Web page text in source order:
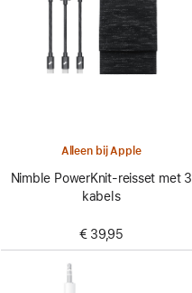
Alleen bij Apple
Nimble PowerKnit-reisset met 3
kabels
€ 39,95